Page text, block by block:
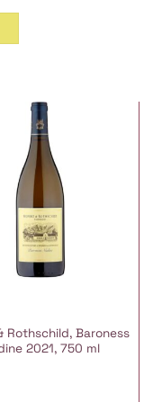
Rothschild, Baroness
2021, 750 ml